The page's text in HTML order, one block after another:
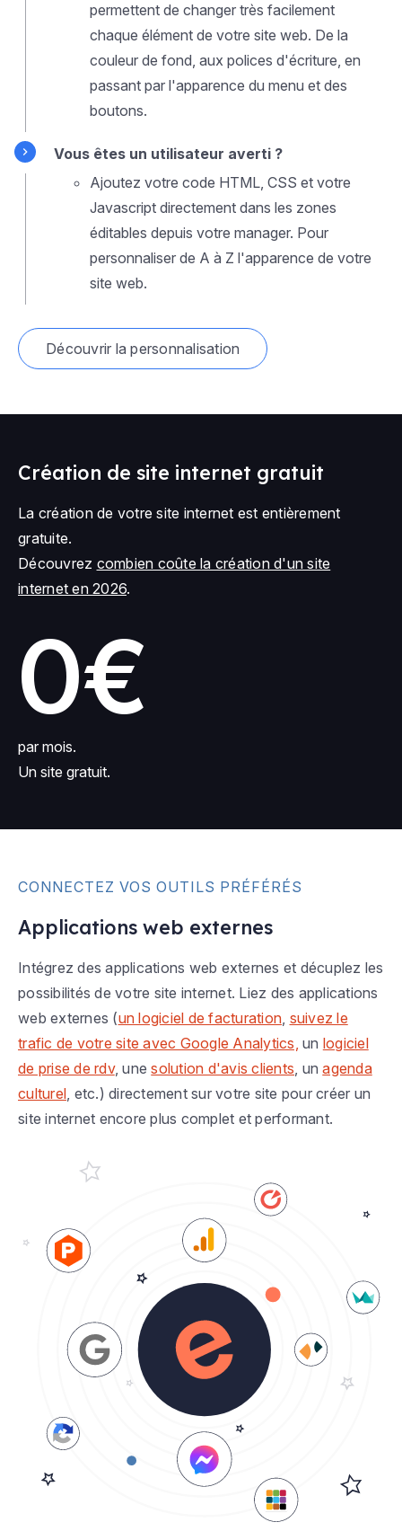
permettent de changer très facilement
chaque élément de votre site web. De la
couleur de fond, aux polices d'écriture, en
passant par l'apparence du menu et des
boutons.
Vous êtes un utilisateur averti ?
Ajoutez votre code HTML, CSS et votre
Javascript directement dans les zones
éditables depuis votre manager. Pour
personnaliser de A à Z l'apparence de votre
site web.
Découvrir la personnalisation
Création de site internet gratuit
La création de votre site internet est entièrement
gratuite.
Découvrez combien coûte la création d'un site
internet en 2026.
0€
par mois.
Un site gratuit.
CONNECTEZ VOS OUTILS PRÉFÉRÉS
Applications web externes
Intégrez des applications web externes et décuplez les
possibilités de votre site internet. Liez des applications
web externes (un logiciel de facturation, suivez le
trafic de votre site avec Google Analytics, un logiciel
de prise de rdv, unesolution d'avis clients, unagenda
culturel, etc.) directement sur votre site pour créer un
site internet encore plus complet et performant.